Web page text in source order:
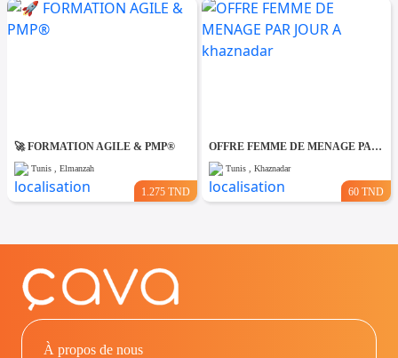
🚀 FORMATION AGILE & PMP®
Tunis , Elmanzah
1.275 TND
OFFRE FEMME DE MENAGE PAR JOUR A khaznadar
Tunis , Khaznadar
60 TND
À propos de nous